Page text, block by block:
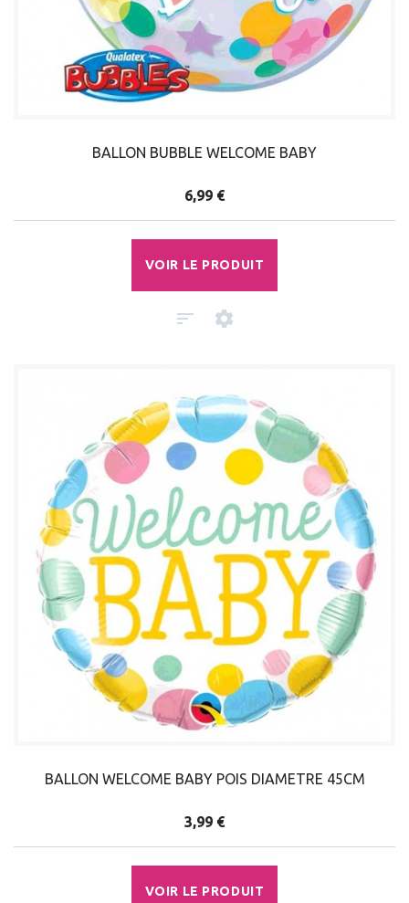
BALLON BUBBLE WELCOME BABY
6,99 €
VOIR LE PRODUIT
BALLON WELCOME BABY POIS DIAMETRE 45CM
3,99 €
VOIR LE PRODUIT